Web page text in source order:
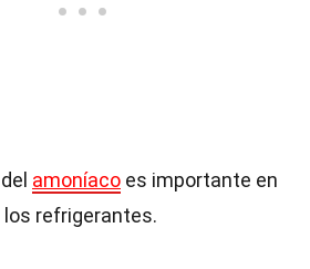
amoníaco es importante en
los refrigerantes.